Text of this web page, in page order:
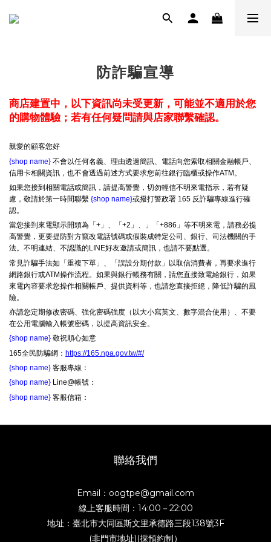
防詐騙宣導
商店建置中，以下資訊尚未受更新，可能並不適用於您
的購物體驗；若有任何疑問請與店家聯繫確認。
親愛的顧客您好
{shop name} 不會以任何名義、理由透過簡訊、電話向您索取相關金融帳戶、
信用卡相關資訊，也不會透過前述方式要求您前往銀行臨櫃或操作ATM。
如果您接到相關電話或簡訊，請提高警覺，切勿輕信不明來電指示，若有疑
慮，敬請於第一時間聯繫 {shop name}或撥打警政署 165 反詐騙專線進行確
認。
當您接到來電顯示開頭為「+」、「+2」、」「+886」等不明來電，請務必提
高警覺，更要提防對方竄改電話號碼或假裝成特定公司、銀行、司法機關的手
法。不明連結、不認識的LINE好友邀請或簡訊，也請不要點選。
常見詐騙手法如「重複下單」、「誤設分期付款」以取信消費者，再要求進行
網路銀行或ATM操作流程。如果與銀行帳務有關，請您直接致電給銀行，如果
來電內容要求您操作相關帳戶、提供資料等，也請您直接拒絕，降低詐騙的風
險。
亦請您定期修改密碼、強化密碼強度（以大小寫英文、數字混合使用）、不要
在公用電腦輸入帳號密碼，以提高資訊安全。
{shop name} 敬祝順心如意
165全民防騙網： https://165.npa.gov.tw/#/
{shop name} 客服專線：
{shop name} Line@帳號：
{shop name} 客服信箱：
聯絡我們
Email：oogtpe@gmail.com
線上客服時間：14:00－22:00
地址：臺北市大同區斯文里承德路三段138號3F
(非門市地址)(採預約制）